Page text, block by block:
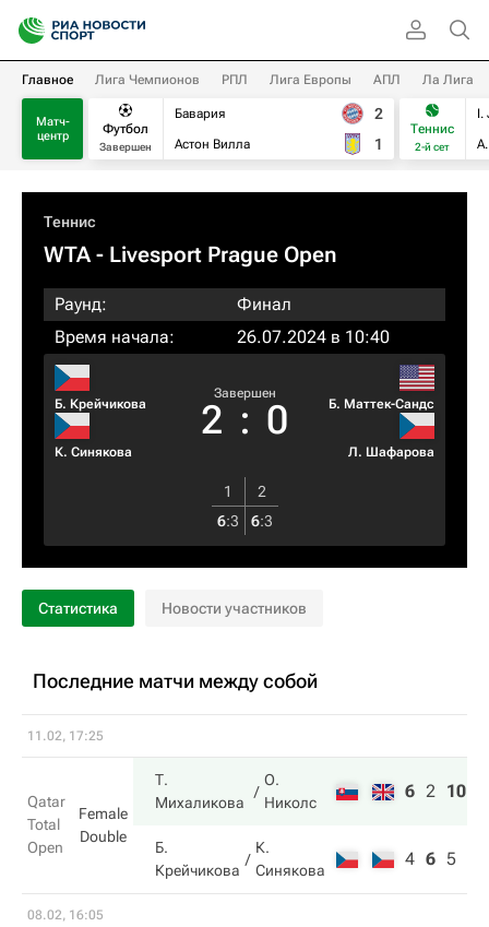
Главное Лига Чемпионов РПЛ Лига Европы АПЛ Ла Лига
Матч-
центр
Футбол
Завершен
Бавария
Астон Вилла
2
1
Теннис
2-й сет
I.
Теннис
WTA- Livesport Prague Open
Раунд:
Финал
Время начала:
26.07.2024 в 10:40
Б. Крейчикова
К. Синякова
Завершен
2 : 0 Б. Маттек-Сандс
Л. Шафарова
1
2
6:3 6:3
Статистика Новости участников
Последние матчи между собой
11.02, 17:25
Qatar
Total
Open
Female
Double
Т.
Михаликова
О.
Николс
6 2 10
Б.
Крейчикова
К.
Синякова
4 6 5
08.02, 16:05